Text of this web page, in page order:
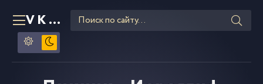
VKLIPE RU